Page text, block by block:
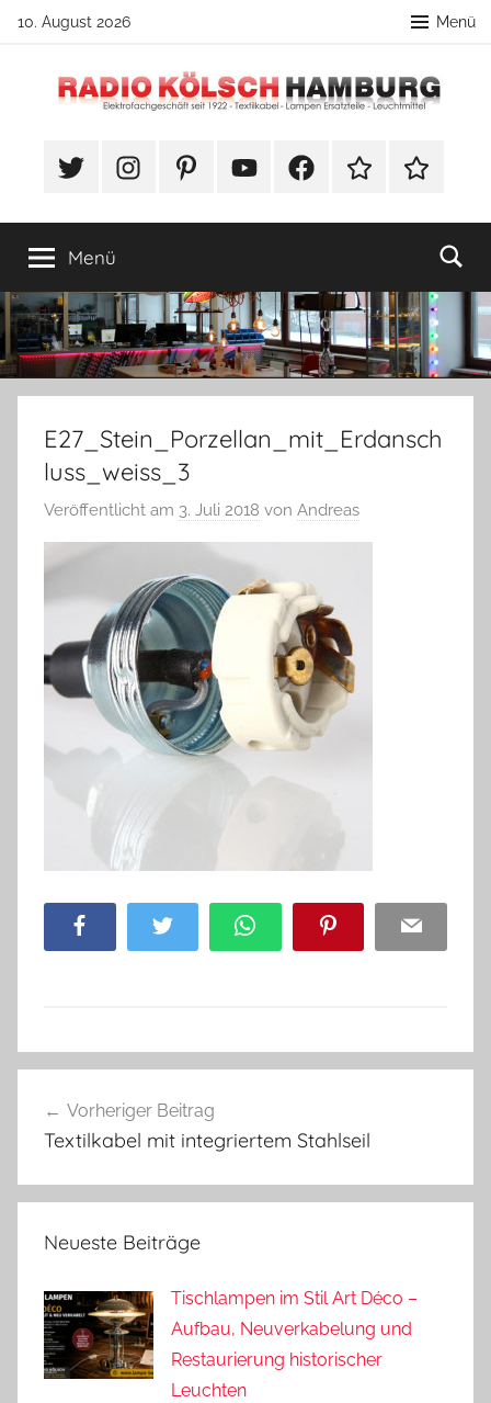
Zum
springen
10. August 2026 Menü
Radio
Hamburg
Lampenbau
#TwitterInstagramPinterestYouTubeFacebookTikTok Webshop
Menü
E27_Stein_Porzellan_mit_Erdansch
luss_weiss_3
Veröffentlicht am 3. Juli 2018 von Andreas
Facebook Twitter WhatsApp Pinterest Email
Vorheriger Beitrag
Textilkabel mit integriertem Stahlseil
Neueste Beiträge
Tischlampen im Stil Art Déco –
Aufbau, Neuverkabelung und
Restaurierung historischer
Leuchten